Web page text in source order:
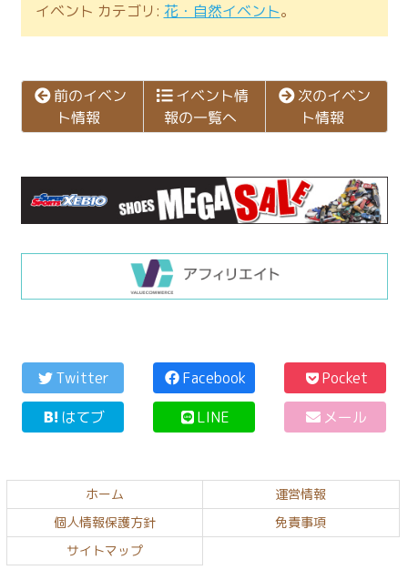
イベント カテゴリ: 花・自然イベント。
前のイベン
ト情報
イベント情
報の一覧へ
次のイベン
ト情報
文
の
へ
戻
Twitter Facebook
Pocket
はてブ
LINE メール
ホーム
運営情報
個人情報保護方針
免責事項
サイトマップ